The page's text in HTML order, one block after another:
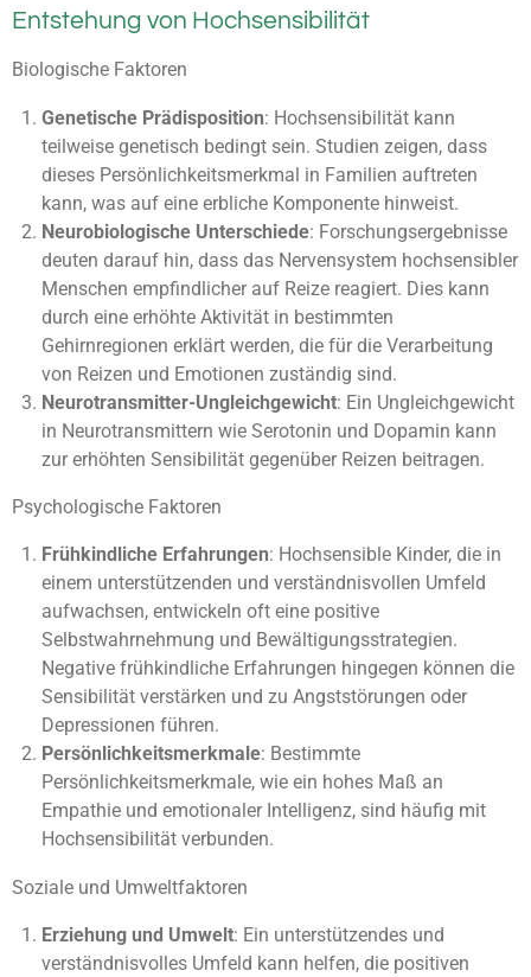
Entstehung von Hochsensibilität
Biologische Faktoren
Genetische Prädisposition: Hochsensibilität kann
teilweise genetisch bedingt sein. Studien zeigen, dass
dieses Persönlichkeitsmerkmal in Familien auftreten
kann, was auf eine erbliche Komponente hinweist.
Neurobiologische Unterschiede: Forschungsergebnisse
deuten darauf hin, dass das Nervensystem hochsensibler
Menschen empfindlicher auf Reize reagiert. Dies kann
durch eine erhöhte Aktivität in bestimmten
Gehirnregionen erklärt werden, die für die Verarbeitung
von Reizen und Emotionen zuständig sind.
Neurotransmitter-Ungleichgewicht: Ein Ungleichgewicht
in Neurotransmittern wie Serotonin und Dopamin kann
zur erhöhten Sensibilität gegenüber Reizen beitragen.
Psychologische Faktoren
Frühkindliche Erfahrungen: Hochsensible Kinder, die in
einem unterstützenden und verständnisvollen Umfeld
aufwachsen, entwickeln oft eine positive
Selbstwahrnehmung und Bewältigungsstrategien.
Negative frühkindliche Erfahrungen hingegen können die
Sensibilität verstärken und zu Angststörungen oder
Depressionen führen.
Persönlichkeitsmerkmale: Bestimmte
Persönlichkeitsmerkmale, wie ein hohes Maß an
Empathie und emotionaler Intelligenz, sind häufig mit
Hochsensibilität verbunden.
Soziale und Umweltfaktoren
Erziehung und Umwelt: Ein unterstützendes und
verständnisvolles Umfeld kann helfen, die positiven